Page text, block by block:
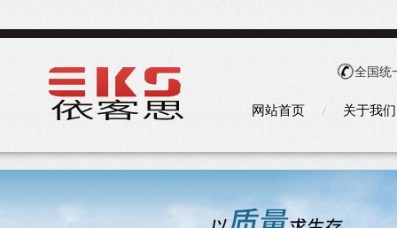
全国统
网站首页 关于我们